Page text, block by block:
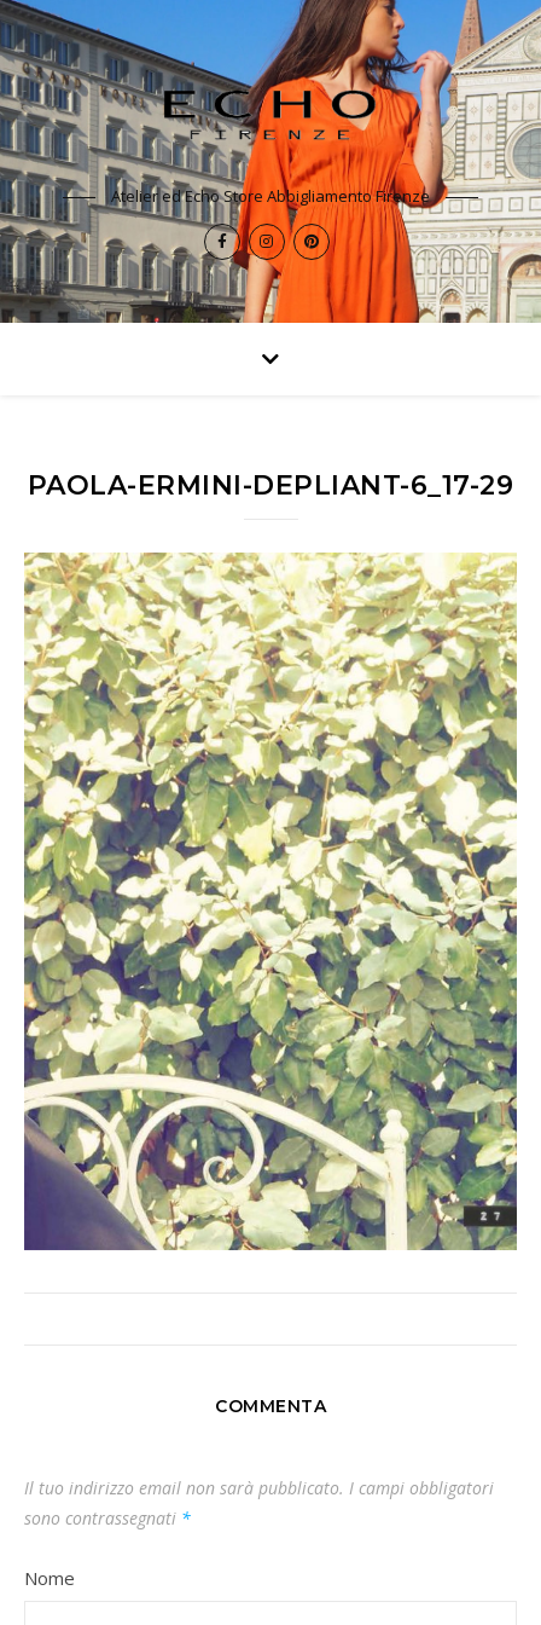
Atelier ed Echo Store Abbigliamento Firenze
PAOLA-ERMINI-DEPLIANT-6_17-29
COMMENTA
Il tuo indirizzo email non sarà pubblicato. I campi obbligatori
sono contrassegnati *
Nome